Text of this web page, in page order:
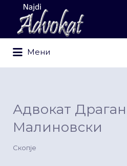
Search
for:
Мени
for:
Адвокат Драган
Малиновски
Скопје